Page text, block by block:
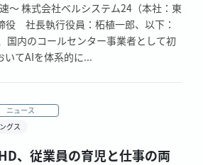
～ 株式会社ベルシステム24（本社：東
役 社長執行役員：柘植一郎、以下：
国内のコールセンター事業者として初
いてAIを体系的に...
ニュース
グス
、従業員の育児と仕事の両